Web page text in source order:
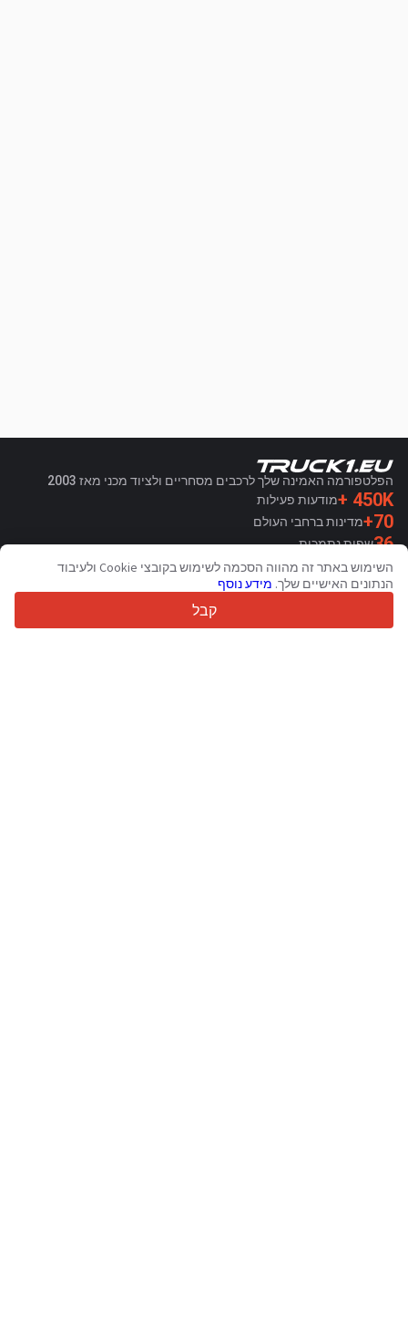
הפלטפורמה האמינה שלך לרכבים מסחריים ולציוד מכני מאז 2003
450K + מודעות פעילות
70+ מדינות ברחבי העולם
36שפות נתמכות
4.7/5
Trustpilot
השימוש באתר זה מהווה הסכמה לשימוש בקובצי Cookie ולעיבוד
הנתונים האישיים שלך. מידע נוסף
קבל